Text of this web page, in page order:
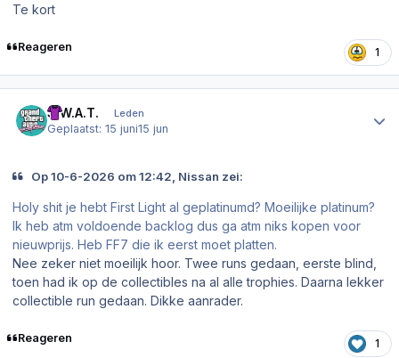
Te kort
Reageren 1
S.W.A.T. Leden
Geplaatst:15 juni15 jun
Op 10-6-2026 om 12:42, Nissan zei:
Holy shit je hebt First Light al geplatinumd? Moeilijke platinum?
Ik heb atm voldoende backlog dus ga atm niks kopen voor
nieuwprijs. Heb FF7 die ik eerst moet platten.
Nee zeker niet moeilijk hoor. Twee runs gedaan, eerste blind,
toen had ik op de collectibles na al alle trophies. Daarna lekker
collectible run gedaan. Dikke aanrader.
Reageren 1